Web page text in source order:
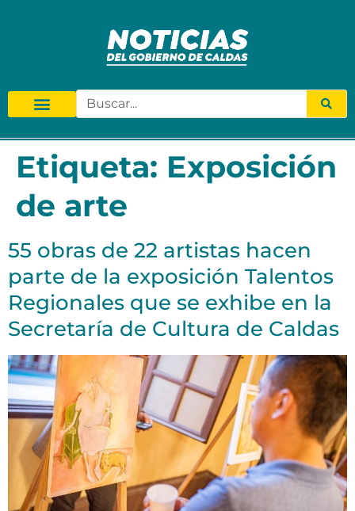
Etiqueta: Exposición
de arte
55 obras de 22 artistas hacen
parte de la exposición Talentos
Regionales que se exhibe en la
Secretaría de Cultura de Caldas